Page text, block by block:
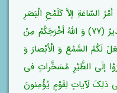
السّاعَةِ إلاَّ کَلَمْحِ الْبَصَرِ
أوْ هُوَ أقْرَبُ إنَّ اللّهَ عَلی کُلِّ شَیْءٍ قَدیرٌ (۷۷) وَ اللّهُ أخْرَجَکُمْ مِنْ
لَکُمُ السَّمْعَ وَ الْأبْصارَ وَ
تَشْکُرونَ (۷۸) أ لَمْ یَرَوْا إلَی الطَّیْرِ مُسَخَّراتٍ فی
ذلِکَ لَآیاتٍ لِقَوْمٍ یُؤْمِنونَ